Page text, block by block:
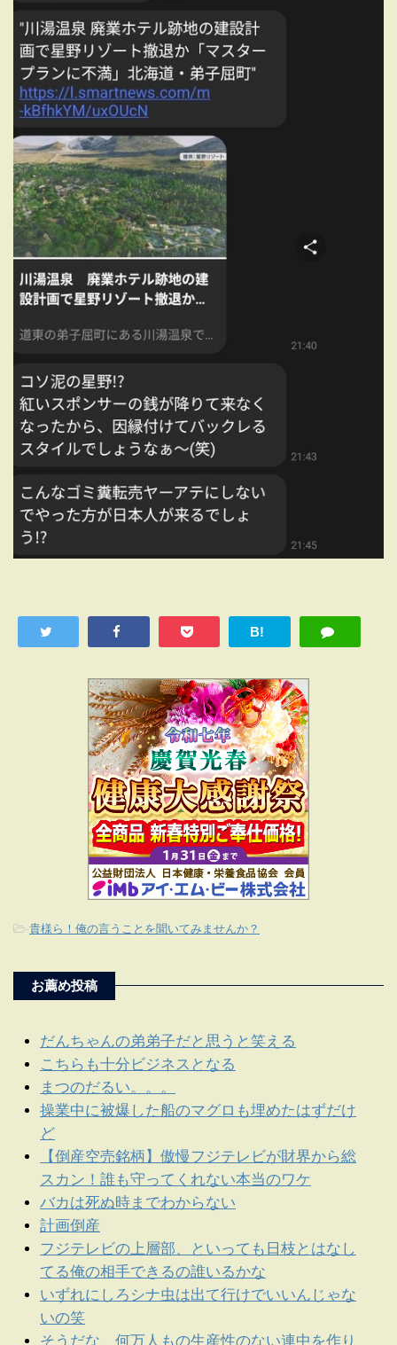
B!
-貴様ら！俺の言うことを聞いてみませんか？
お薦め投稿
だんちゃんの弟弟子だと思うと笑える
こちらも十分ビジネスとなる
まつのだるい。。。
操業中に被爆した船のマグロも埋めたはずだけ
ど
【倒産空売銘柄】傲慢フジテレビが財界から総
スカン！誰も守ってくれない本当のワケ
バカは死ぬ時までわからない
計画倒産
フジテレビの上層部、といっても日枝とはなし
てる俺の相手できるの誰いるかな
いずれにしろシナ虫は出て行けでいいんじゃな
いの笑
そうだな、何万人もの生産性のない連中を作り